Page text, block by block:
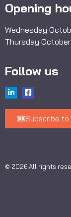
Opening
Wednesday
Thursday
Follow us
Subscribe
© 2026 All rights